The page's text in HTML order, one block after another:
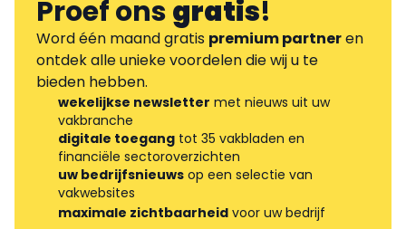
Proef onsgratis!
Word één maand gratis premium partneren
ontdek alle unieke voordelen die wij u te
bieden hebben.
wekelijkse newsletter met nieuws uit uw
vakbranche
digitale toegang tot 35 vakbladen en
financiële sectoroverzichten
uw bedrijfsnieuws op een selectie van
vakwebsites
maximale zichtbaarheid voor uw bedrijf